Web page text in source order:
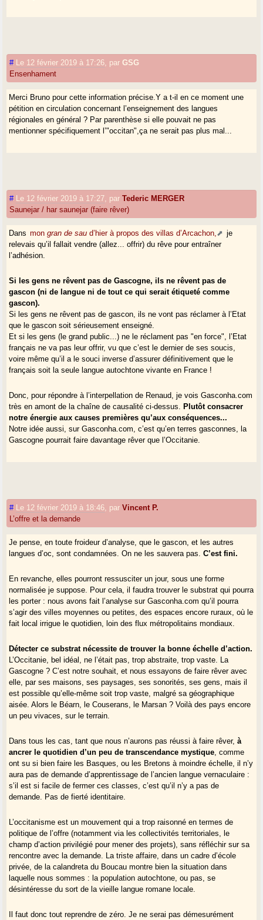
# Le 12 février 2019 à 17:26 parGSG
Ensenhament
Merci Bruno pour cette information précise.Y a t-il en ce moment une
pétition en circulation concernant l’enseignement des langues
régionales en général ? Par parenthèse si elle pouvait ne pas
mentionner spécifiquement l’"occitan",ça ne serait pas plus mal...
# Le 12 février 2019 à 17:27 parTederic MERGER
Saunejar / har saunejar (faire rêver)
Dans mongran de sau d’hier à propos des villas d’Arcachon,
je
relevais qu’il fallait vendre (allez... offrir) du rêve pour entraîner
l’adhésion.
Si les gens ne rêvent pas de Gascogne, ils ne rêvent pas de
gascon (ni de langue ni de tout ce qui serait étiqueté comme
gascon).
Si les gens ne rêvent pas de gascon, ils ne vont pas réclamer à l’Etat
que le gascon soit sérieusement enseigné.
Et si les gens (le grand public...) ne le réclament pas "en force", l’Etat
français ne va pas leur offrir, vu que c’est le dernier de ses soucis,
voire même qu’il a le souci inverse d’assurer définitivement que le
français soit la seule langue autochtone vivante en France !
Donc, pour répondre à l’interpellation de Renaud, je vois Gasconha.com
très en amont de la chaîne de causalité ci-dessus.
Plutôt consacrer
notre énergie aux causes premières qu’aux conséquences...
Notre idée aussi, sur Gasconha.com, c’est qu’en terres gasconnes, la
Gascogne pourrait faire davantage rêver que l’Occitanie.
# Le 12 février 2019 à 18:46 parVincent P.
L’offre et la demande
Je pense, en toute froideur d’analyse, que le gascon, et les autres
langues d’oc, sont condamnées. On ne les sauvera pas.C’est fini.
En revanche, elles pourront ressusciter un jour, sous une forme
normalisée je suppose. Pour cela, il faudra trouver le substrat qui pourra
les porter : nous avons fait l’analyse sur Gasconha.com qu’il pourra
s’agir des villes moyennes ou petites, des espaces encore ruraux, où le
fait local irrigue le quotidien, loin des flux métropolitains mondiaux.
Détecter ce substrat nécessite de trouver la bonne échelle d’action.
L’Occitanie, bel idéal, ne l’était pas, trop abstraite, trop vaste. La
Gascogne ? C’est notre souhait, et nous essayons de faire rêver avec
elle, par ses maisons, ses paysages, ses sonorités, ses gens, mais il
est possible qu’elle-même soit trop vaste, malgré sa géographique
aisée. Alors le Béarn, le Couserans, le Marsan ? Voilà des pays encore
un peu vivaces, sur le terrain.
Dans tous les cas, tant que nous n’aurons pas réussi à faire rêver,à
ancrer le quotidien d’un peu de transcendance mystique , comme
ont su si bien faire les Basques, ou les Bretons à moindre échelle, il n’y
aura pas de demande d’apprentissage de l’ancien langue vernaculaire :
s’il est si facile de fermer ces classes, c’est qu’il n’y a pas de
demande. Pas de fierté identitaire.
L’occitanisme est un mouvement qui a trop raisonné en termes de
politique de l’offre (notamment via les collectivités territoriales, le
champ d’action privilégié pour mener des projets), sans réfléchir sur sa
rencontre avec la demande. La triste affaire, dans un cadre d’école
privée, de la calandreta du Boucau montre bien la situation dans
laquelle nous sommes : la population autochtone, ou pas, se
désintéresse du sort de la vieille langue romane locale.
Il faut donc tout reprendre de zéro. Je ne serai pas démesurément